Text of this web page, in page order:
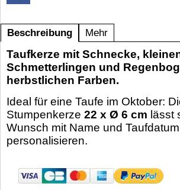
Beschreibung Mehr
Taufkerze mit Schnecke,
Schmetterlingen und
herbstlichen Farben.
Ideal für eine Taufe im Oktober:
Stumpenkerze 22 x Ø 6 cm lässt
Wunsch mit Name und Taufdatum
personalisieren.